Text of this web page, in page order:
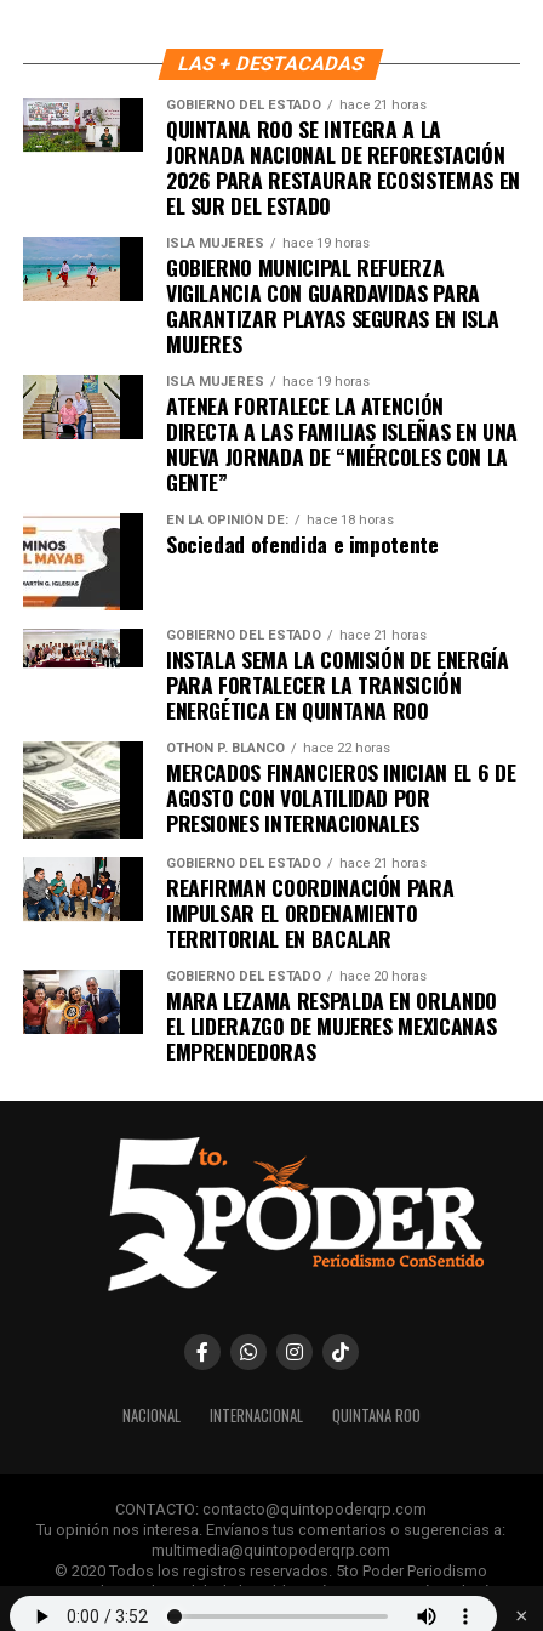
Recibe las noticias al instante
Únete al canal oficial de WhatsApp de
Quinto Podery recibe las noticias más
importantes de Quintana Roo directamente
en tu teléfono.
Unirme al canal de WhatsApp
LAS + DESTACADAS
GOBIERNO DEL ESTADO hace 21 horas
QUINTANA ROO SE INTEGRA A LA
JORNADA NACIONAL DE REFORESTACIÓN
2026 PARA RESTAURAR ECOSISTEMAS EN
EL SUR DEL ESTADO
ISLA MUJERES hace 19 horas
GOBIERNO MUNICIPAL REFUERZA
VIGILANCIA CON GUARDAVIDAS PARA
GARANTIZAR PLAYAS SEGURAS EN ISLA
MUJERES
ISLA MUJERES hace 19 horas
ATENEA FORTALECE LA ATENCIÓN
DIRECTA A LAS FAMILIAS ISLEÑAS EN UNA
NUEVA JORNADA DE “MIÉRCOLES CON LA
GENTE”
EN LA OPINIÓN DE: hace 18 horas
Sociedad ofendida e impotente
GOBIERNO DEL ESTADO hace 21 horas
INSTALA SEMA LA COMISIÓN DE ENERGÍA
PARA FORTALECER LA TRANSICIÓN
ENERGÉTICA EN QUINTANA ROO
OTHON P. BLANCO hace 22 horas
MERCADOS FINANCIEROS INICIAN EL 6 DE
AGOSTO CON VOLATILIDAD POR
PRESIONES INTERNACIONALES
GOBIERNO DEL ESTADO hace 21 horas
REAFIRMAN COORDINACIÓN PARA
IMPULSAR EL ORDENAMIENTO
TERRITORIAL EN BACALAR
GOBIERNO DEL ESTADO hace 20 horas
MARA LEZAMA RESPALDA EN ORLANDO
EL LIDERAZGO DE MUJERES MEXICANAS
EMPRENDEDORAS
NACIONAL INTERNACIONAL QUINTANA ROO
CONTACTO: contacto@quintopoderqrp.com
Tu opinión nos interesa. Envíanos tus comentarios o sugerencias a:
multimedia@quintopoderqrp.com
© 2020 Todos los registros reservados. 5to Poder Periodismo
ConSentido Queda prohibida la publicación, retransmisión, edición y
cualquier uso de los contenidos sin permiso previo.
×